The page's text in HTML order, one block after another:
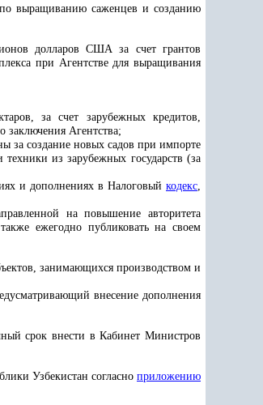
по выращиванию саженцев и созданию
долларов США за счет грантов
при Агентстве для выращивания
за счет зарубежных кредитов,
заключения Агентства;
за создание новых садов при импорте
из зарубежных государств (за
и дополнениях в Налоговый кодекс,
на повышение авторитета
ежегодно публиковать на своем
занимающихся производством и
внесение дополнения
срок внести в Кабинет Министров
Узбекистан согласно приложению